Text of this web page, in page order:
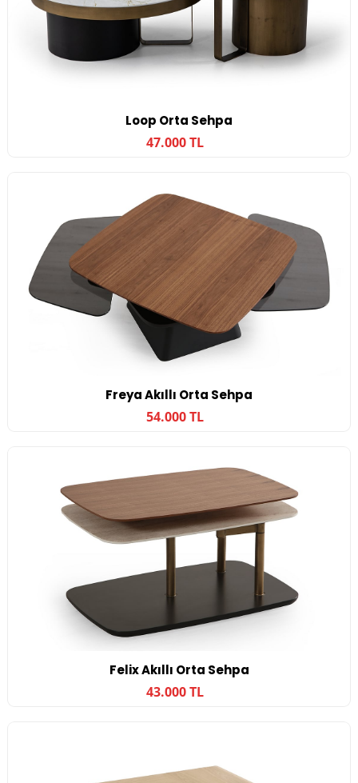
Loop Orta Sehpa
47.000 TL
Freya Akıllı Orta Sehpa
54.000 TL
Felix Akıllı Orta Sehpa
43.000 TL